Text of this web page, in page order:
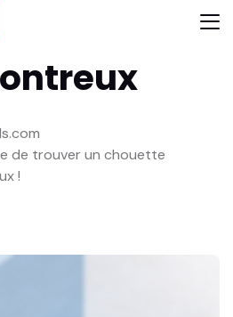
de trouver un chouette
!